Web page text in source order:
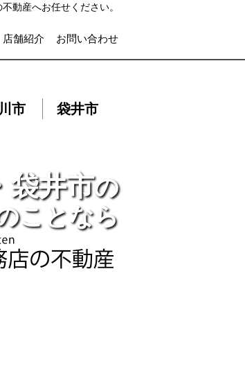
動産へお任せください。
店舗紹介 お問い合わせ
袋井市の
ことなら
市 袋井市